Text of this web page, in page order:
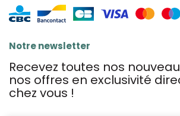
Notre newsletter
Recevez toutes nos
nos offres en exclusivité
chez vous !